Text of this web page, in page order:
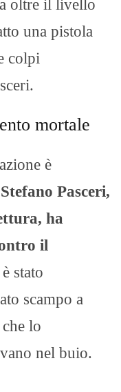
oltre il livello
una pistola
colpi
mortale
è
Stefano Pasceri,
ha
il
stato
scampo a
lo
nel buio.